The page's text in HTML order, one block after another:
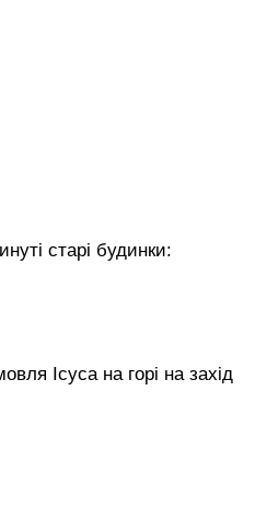
старі будинки:
Ісуса на горі на захід